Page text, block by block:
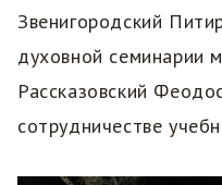
Звенигородский
духовной семинарии
Рассказовский
сотрудничестве